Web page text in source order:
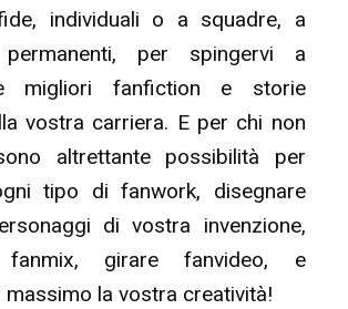
individuali o a squadre, a
per spingervi a
migliori fanfiction e storie
vostra carriera. E per chi non
altrettante possibilità per
tipo di fanwork, disegnare
di vostra invenzione,
fanmix, girare fanvideo, e
massimo la vostra creatività!